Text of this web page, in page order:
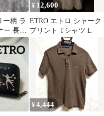
ー柄 ラ
長財
¥ 12,600
ETRO エトロ シャーク
プリント Tシャツ L
¥4,444